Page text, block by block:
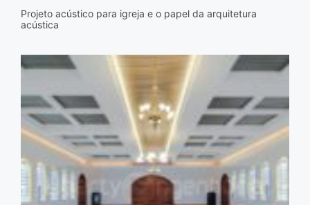
Projeto acústico para igreja e o papel da arquitetura
acústica